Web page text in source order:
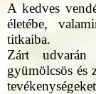
A kedves
életébe,
titkaiba.
Zárt udvarán
gyümölcsös és